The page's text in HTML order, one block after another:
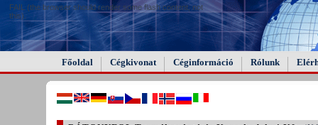
FAIL (the browser should render some flash content, not
this).
Főoldal Cégkivonat Céginformáció Rólunk